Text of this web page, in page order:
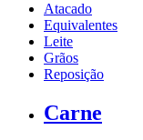
Atacado
Equivalentes
Leite
Grãos
Reposição
Carne